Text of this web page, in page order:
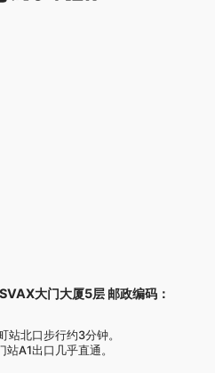
大门大厦5层 邮政编码：
北口步行约3分钟。
A1出口几乎直通。